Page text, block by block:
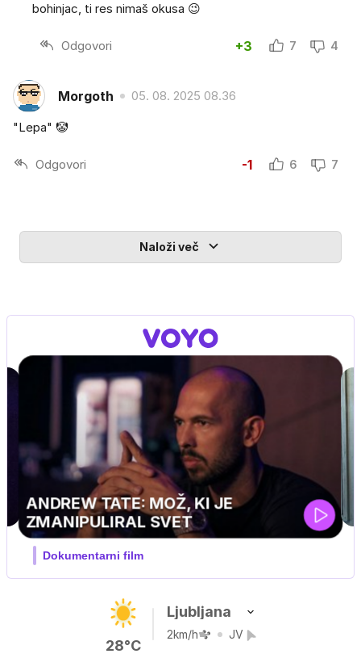
bohinjac, ti res nimaš okusa 😉
Odgovori +3 7 4
Morgoth 05. 08. 2025 08.36
"Lepa" 🤡
Odgovori -1 6 7
Naloži več
MOJ PRIJATELJ PINGVIN
Film meseca / družinski, pustolovski
28°C
Ljubljana
2km/h JV